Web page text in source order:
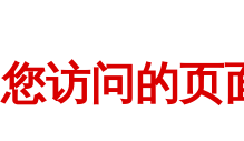
您访问的页